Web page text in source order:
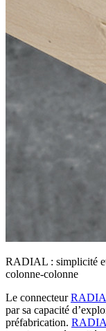
RADIAL : simplicité
colonne-colonne
Le connecteur
par sa capacité
préfabrication.